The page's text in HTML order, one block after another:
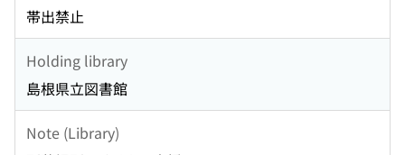
帯出禁止
Holding library
島根県立図書館
Note (Library)